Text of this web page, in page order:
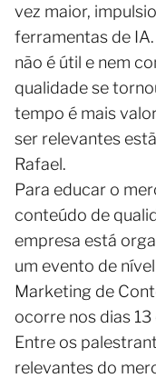
vez maior,
ferramentas de
não é útil e nem
qualidade se
tempo é mais
ser relevantes
Rafael.
Para educar o
conteúdo de
empresa está
um evento de
Marketing de
ocorre nos dias 13
Entre os
relevantes do